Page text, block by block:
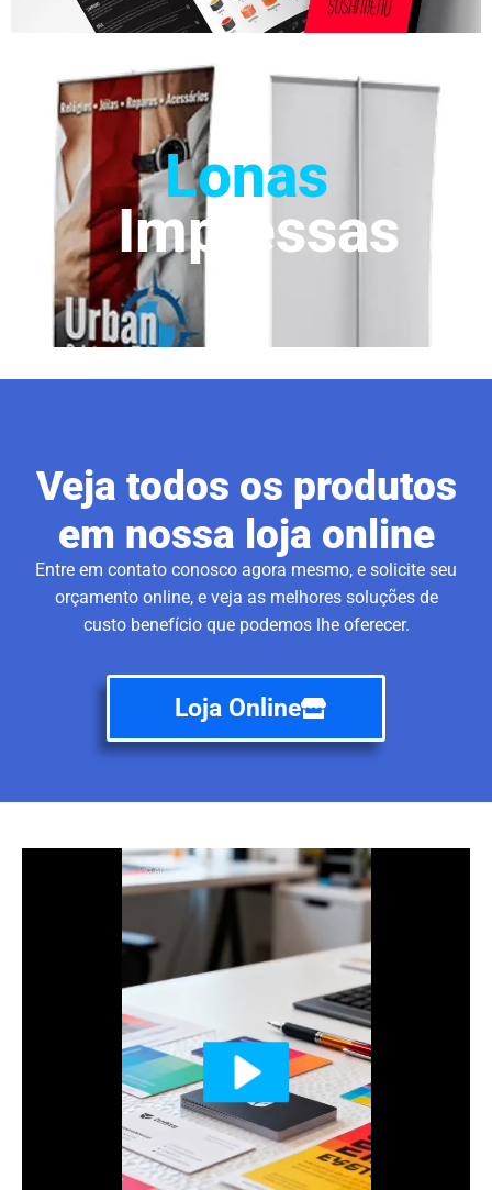
Lonas
Impressas
Veja todos os produtos
em nossa loja online
Entre em contato conosco agora mesmo, e solicite seu
orçamento online, e veja as melhores soluções de
custo benefício que podemos lhe oferecer.
Loja Online